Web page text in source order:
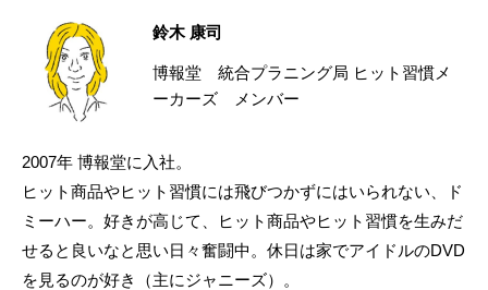
鈴木 康司
博報堂 統合プラニング局 ヒット習慣メ
ーカーズ メンバー
2007年 博報堂に入社。
ヒット商品やヒット習慣には飛びつかずにはいられない、ド
ミーハー。好きが高じて、ヒット商品やヒット習慣を生みだ
せると良いなと思い日々奮闘中。休日は家でアイドルのDVD
を見るのが好き（主にジャニーズ）。